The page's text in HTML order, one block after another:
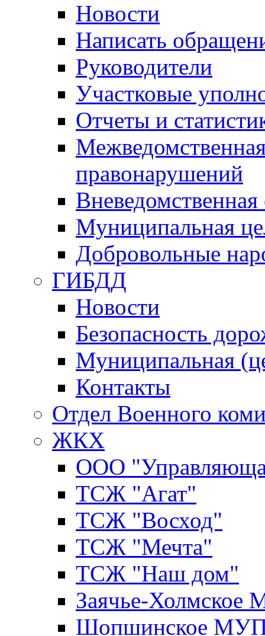
Новости
Написать
Руководители
Участковые
Отчеты и
правонарушений
Вневедомственная
Муниципальная
Добровольные
ГИБДД
Новости
Безопасность
Муниципальная
Контакты
Отдел Военного
ЖКХ
ООО
ТСЖ "Агат"
ТСЖ "Восход"
ТСЖ "Мечта"
ТСЖ "Наш дом"
Заячье-
Шопшинское